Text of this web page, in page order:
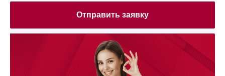
Отправить заявку